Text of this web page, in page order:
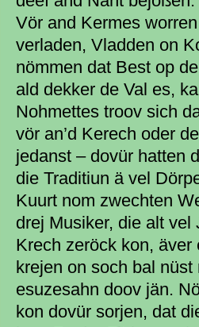
Vör and Kermes
verladen, Vladden on
nömmen dat Best op
ald dekker de Val es,
Nohmettes troov sich
vör an’d Kerech oder
jedanst – dovür hatten
die Traditiun ä vel
Kuurt nom zwechten
drej Musiker, die alt
Krech zeröck kon,
krejen on soch bal
esuzesahn doov jän.
kon dovür sorjen, dat